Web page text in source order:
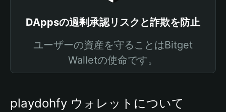
DAppsの過剰承認リスクと詐欺を防止
ユーザーの資産を守ることはBitget
Walletの使命です。
playdohfy ウォレットについて